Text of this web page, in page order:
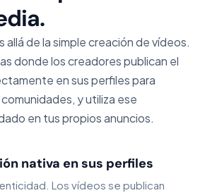
allá de la simple creación de vídeos.
donde los creadores publican el
en sus perfiles para
y utiliza ese
en tus propios anuncios.
nativa en sus perfiles
Los vídeos se publican